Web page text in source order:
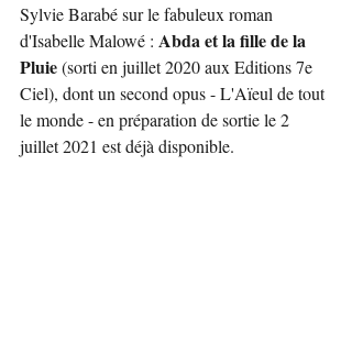
Sylvie Barabé sur le fabuleux roman
d'Isabelle Malowé : Abda et la fille de la
Pluie (sorti en juillet 2020 aux Editions 7e
Ciel), dont un second opus - L'Aïeul de tout
le monde - en préparation de sortie le 2
juillet 2021 est déjà disponible.